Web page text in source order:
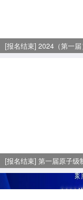
[报名结束] 2024（第一
[报名结束] 第一届原子级